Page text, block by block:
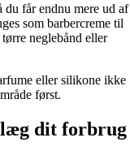
du får endnu mere ud af
som barbercreme til
neglebånd eller
eller silikone ikke
først.
dit forbrug